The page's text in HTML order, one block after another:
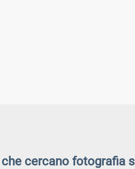
cercano fotografia